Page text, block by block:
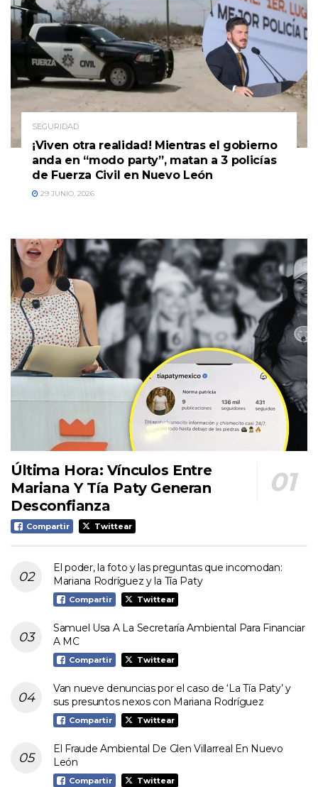
SEGURIDAD
¡Viven otra realidad! Mientras el gobierno
anda en “modo party”, matan a 3 policías
de Fuerza Civil en Nuevo León
29 JUNIO, 2026
Última Hora: Vínculos Entre
Mariana Y Tía Paty Generan
Desconfianza
Compartir Twittear
El poder, la foto y las preguntas que incomodan:
Mariana Rodríguez y la Tía Paty
Compartir Twittear
Samuel Usa A La Secretaría Ambiental Para Financiar
A MC
Compartir Twittear
Van nueve denuncias por el caso de ‘La Tía Paty’ y
sus presuntos nexos con Mariana Rodríguez
Compartir Twittear
El Fraude Ambiental De Glen Villarreal En Nuevo
León
Compartir Twittear